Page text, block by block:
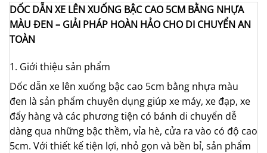
DỐC DẪN XE LÊN XUỐNG BẬC CAO 5CM BẰNG NHỰA
MÀU ĐEN – GIẢI PHÁP HOÀN HẢO CHO DI CHUYỂN AN
TOÀN
1. Giới thiệu sản phẩm
Dốc dẫn xe lên xuống bậc cao 5cm bằng nhựa màu
đen là sản phẩm chuyên dụng giúp xe máy, xe đạp, xe
đẩy hàng và các phương tiện có bánh di chuyển dễ
dàng qua những bậc thềm, vỉa hè, cửa ra vào có độ cao
5cm. Với thiết kế tiện lợi, nhỏ gọn và bền bỉ, sản phẩm